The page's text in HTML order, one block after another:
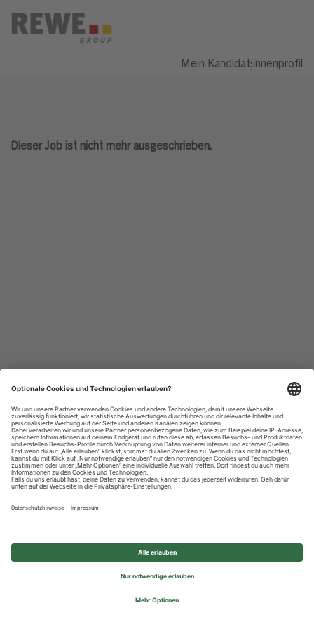
Mein Kandidat:innenprofil
Dieser Job ist nicht mehr ausgeschrieben.
Datenschutzhinweise
Impressum
Privatsphäre-Einstellungen
© 2026 REWE Group - All rights reserved